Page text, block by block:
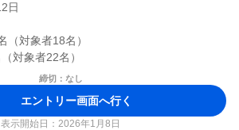
（対象者18名）
締切：なし
エントリー画面へ行く
表示開始日：2026年1月8日